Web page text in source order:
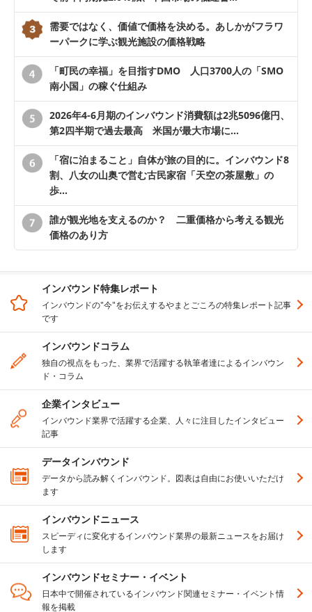
需要ではなく、価値で価格を決める。あしかがフラワ
ーパークに学ぶ観光施設の価格戦略
「町民の幸福」を目指すDMO 人口3700人の「SMO
南小国」の稼ぐ仕組み
2026年4-6月期のインバウンド消費額は2兆5096億円、
第2四半期で過去最高 米国が最大市場に…
「宿に泊まること」自体が旅の目的に。インバウンド8
割、八女の山奥で営む古民家宿「天空の茶屋敷」の
歩…
誰が観光地を支えるのか？ 二重価格から考える観光
価格のあり方
インバウンド特集レポート
インバウンドの"今"をお伝えするやまとごころの特集レポート記事
です
インバウンドコラム
独自の視点をもった、業界で活躍する執筆者達によるインバウン
ド・コラム
企業インタビュー
インバウンド業界で活躍する企業、人々に注目したインタビュー
記事
データインバウンド
データから読み解くインバウンド。図表は自由にお使いいただけ
ます
インバウンドニュース
スピーディに変化するインバウンド業界の最新ニュースをお届け
します
インバウンドセミナー・イベント
日本中で開催されているインバウンド関連セミナー・イベント情
報を掲載